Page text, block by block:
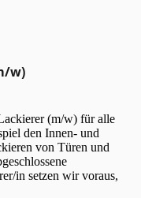
w)
(m/w) für alle
den Innen- und
von Türen und
in setzen wir voraus,